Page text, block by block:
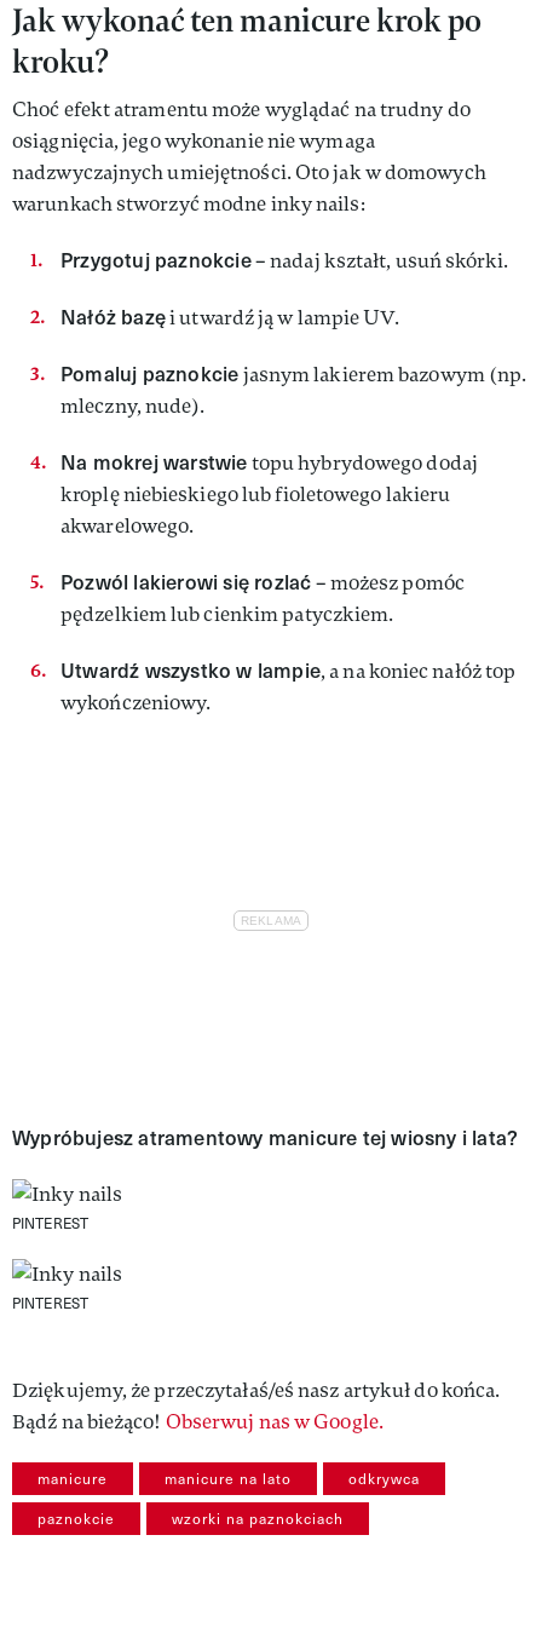
Jak wykonać ten manicure krok po
kroku?
Choć efekt atramentu może wyglądać na trudny do
osiągnięcia, jego wykonanie nie wymaga
nadzwyczajnych umiejętności. Oto jak w domowych
warunkach stworzyć modne inky nails:
Przygotuj paznokcie– nadaj kształt, usuń skórki.
Nałóż bazęi utwardź ją w lampie UV.
Pomaluj paznokciejasnym lakierem bazowym (np.
mleczny, nude).
Na mokrej warstwietopu hybrydowego dodaj
kroplę niebieskiego lub fioletowego lakieru
akwarelowego.
Pozwól lakierowi się rozlać– możesz pomóc
pędzelkiem lub cienkim patyczkiem.
Utwardź wszystko w lampie, a na koniec nałóż top
wykończeniowy.
Wypróbujesz atramentowy manicure tej wiosny i lata?
PINTEREST
PINTEREST
Dziękujemy, że przeczytałaś/eś nasz artykuł do końca.
Bądź na bieżąco! Obserwuj nas w Google.
manicure manicure na lato odkrywca
paznokcie wzorki na paznokciach